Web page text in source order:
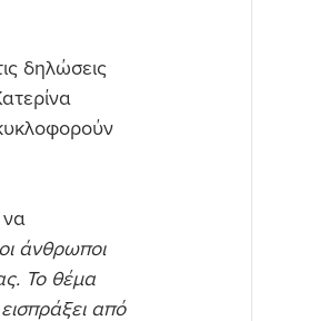
δηλώσεις
άνθρωποι
Το θέμα
από